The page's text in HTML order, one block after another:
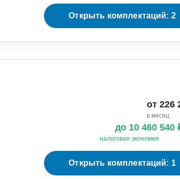
Открыть комплектаций: 2
от 226
в месяц
до 10 460 540
налоговая экономия
Открыть комплектаций: 1